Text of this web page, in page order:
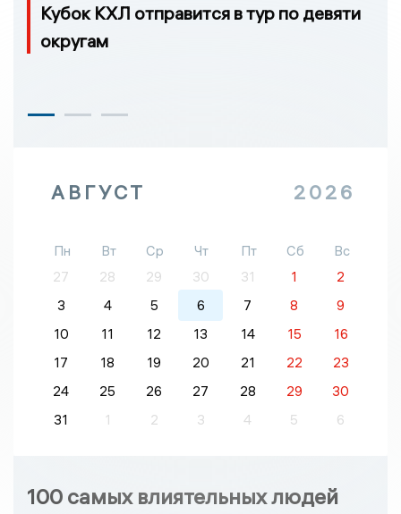
Кубок КХЛ отправится в тур по девяти
округам
АВГУСТ 2026
Пн Вт Ср Чт Пт Сб
Вс
27
28 29 30 31 1
2
3
4 5 6 7 8
9
10
11 12 13 14 15
16
17
18 19 20 21 22
23
24
25 26 27 28 29
30
31
1 2 3 4 5 6
100 самых влиятельных людей